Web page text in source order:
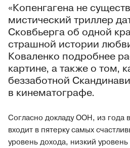
«Копенгагена не
мистический триллер
Сковбьерга об одной
страшной истории
Коваленко подробнее
картине, а также о том,
беззаботной
в кинематографе.
Согласно докладу ООН, из года
входит в пятерку самых
уровень дохода, низкий уровень